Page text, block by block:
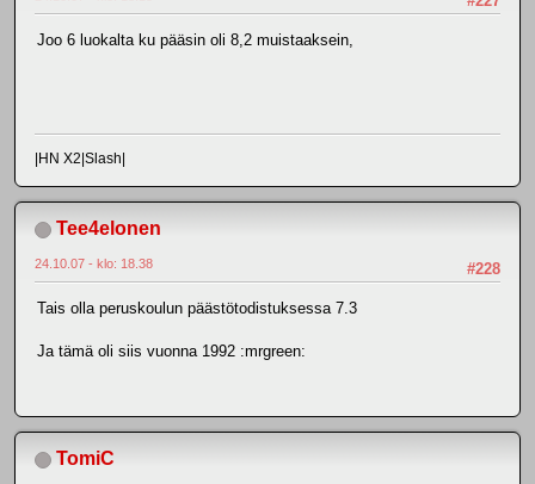
Joo 6 luokalta ku pääsin oli 8,2 muistaaksein,
|HN X2|Slash|
Tee4elonen
#228
24.10.07 - klo: 18.38
Tais olla peruskoulun päästötodistuksessa 7.3
Ja tämä oli siis vuonna 1992 :mrgreen:
TomiC